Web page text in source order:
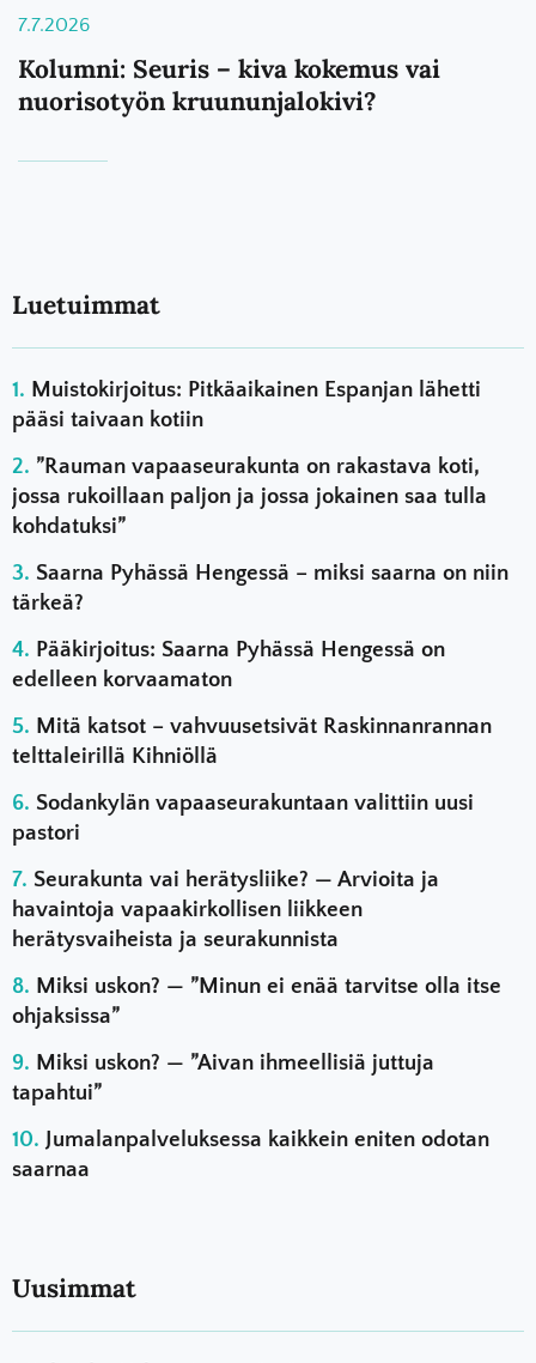
7.7.2026
Kolumni: Seuris – kiva kokemus vai
nuorisotyön kruununjalokivi?
Luetuimmat
Muistokirjoitus: Pitkäaikainen Espanjan lähetti
pääsi taivaan kotiin
”Rauman vapaaseurakunta on rakastava koti,
jossa rukoillaan paljon ja jossa jokainen saa tulla
kohdatuksi”
Saarna Pyhässä Hengessä – miksi saarna on niin
tärkeä?
Pääkirjoitus: Saarna Pyhässä Hengessä on
edelleen korvaamaton
Mitä katsot – vahvuusetsivät Raskinnanrannan
telttaleirillä Kihniöllä
Sodankylän vapaaseurakuntaan valittiin uusi
pastori
Seurakunta vai herätysliike? — Arvioita ja
havaintoja vapaakirkollisen liikkeen
herätysvaiheista ja seurakunnista
Miksi uskon? — ”Minun ei enää tarvitse olla itse
ohjaksissa”
Miksi uskon? — ”Aivan ihmeellisiä juttuja
tapahtui”
Jumalanpalveluksessa kaikkein eniten odotan
saarnaa
Uusimmat